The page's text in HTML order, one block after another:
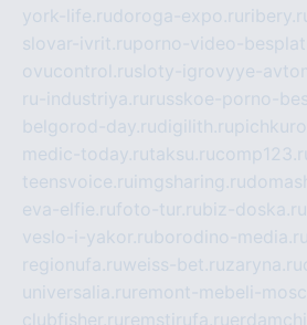
york-life.rudoroga-expo.ru
slovar-ivrit.ruporno-video-
ovucontrol.rusloty-igrovyye-
ru-industriya.ru russkoe-porno-
belgorod-day.rudigilith.ru
medic-today.rutaksu.ru
teensvoice.ru imgsharing.ru
eva-elfie.rufoto-tur.rubiz-doska.ru
veslo-i-yakor.ruborodino-media.ru
regionufa.ruweiss-bet.ruzaryna.ru
universalia.ru remont-mebeli-
clubfisher.ru remstirufa.ru